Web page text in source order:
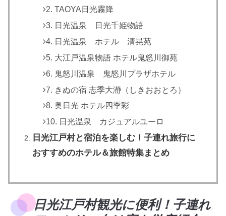
2. TAOYA日光霧降
3. 日光温泉 日光千姫物語
4. 日光温泉 ホテル 清晃苑
5. 大江戸温泉物語 ホテル鬼怒川御苑
6. 鬼怒川温泉 鬼怒川プラザホテル
7. きぬの宿 志季大瀞（しきおおとろ）
8. 奥日光 ホテル四季彩
10. 日光温泉 カジュアルユーロ
日光江戸村と宿泊を楽しむ！子連れ旅行に
おすすめのホテル＆旅館特集まとめ
日光江戸村観光に便利！子連れ